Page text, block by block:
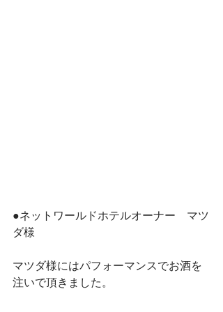
●ネットワールドホテルオーナー　マツ
ダ様
マツダ様にはパフォーマンスでお酒を
注いで頂きました。